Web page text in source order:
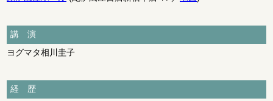
講 演
ヨグマタ相川圭子
経 歴